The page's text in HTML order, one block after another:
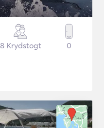
8 Krydstogt 0